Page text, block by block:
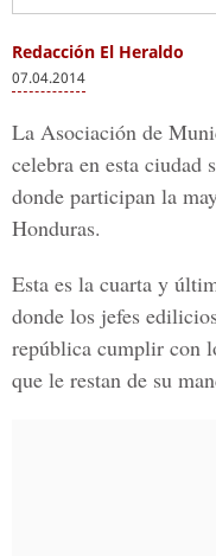
Redacción El Heraldo
07.04.2014
La Asociación de
celebra en esta
donde participan la
Honduras.
Esta es la cuarta y
donde los jefes
república cumplir con
que le restan de su